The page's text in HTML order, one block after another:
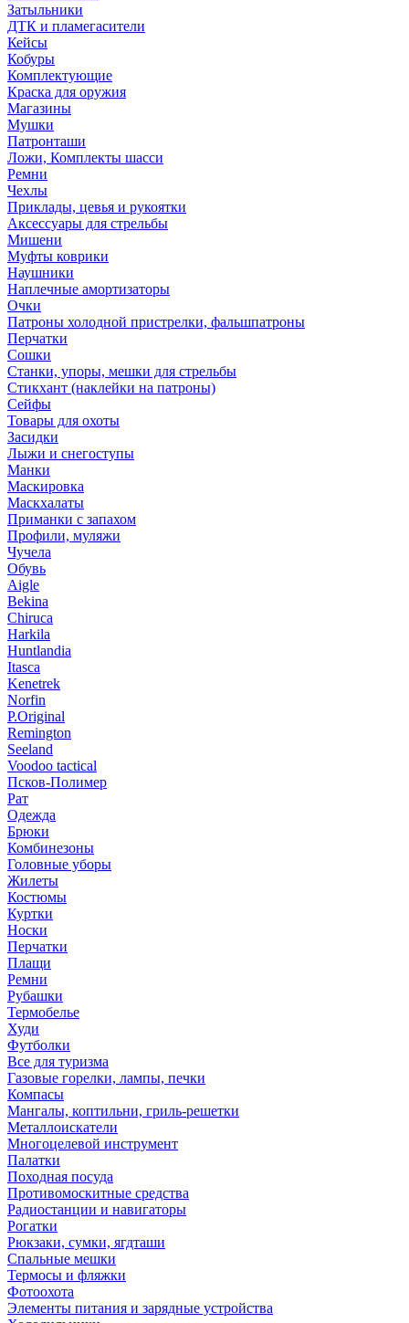
Затыльники
ДТК и пламегасители
Кейсы
Кобуры
Комплектующие
Краска для оружия
Магазины
Мушки
Патронташи
Ложи, Комплекты шасси
Ремни
Чехлы
Приклады, цевья и рукоятки
Аксессуары для стрельбы
Мишени
Муфты коврики
Наушники
Наплечные амортизаторы
Очки
Патроны холодной пристрелки, фальшпатроны
Перчатки
Сошки
Станки, упоры, мешки для стрельбы
Стикхант (наклейки на патроны)
Сейфы
Товары для охоты
Засидки
Лыжи и снегоступы
Манки
Маскировка
Маскхалаты
Приманки с запахом
Профили, муляжи
Чучела
Обувь
Aigle
Bekina
Chiruсa
Harkila
Huntlandia
Itasca
Kenetrek
Norfin
P.Original
Remington
Seeland
Voodoo tactical
Псков-Полимер
Рат
Одежда
Брюки
Комбинезоны
Головные уборы
Жилеты
Костюмы
Куртки
Носки
Перчатки
Плащи
Ремни
Рубашки
Термобелье
Худи
Футболки
Все для туризма
Газовые горелки, лампы, печки
Компасы
Мангалы, коптильни, гриль-решетки
Металлоискатели
Многоцелевой инструмент
Палатки
Походная посуда
Противомоскитные средства
Радиостанции и навигаторы
Рогатки
Рюкзаки, сумки, ягдташи
Спальные мешки
Термосы и фляжки
Фотоохота
Элементы питания и зарядные устройства